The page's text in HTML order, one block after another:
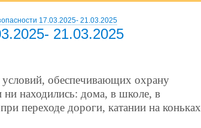
17.03.2025- 21.03.2025
21.03.2025
обеспечивающих охрану
находились: дома, в школе, в
переходе дороги, катании на коньках